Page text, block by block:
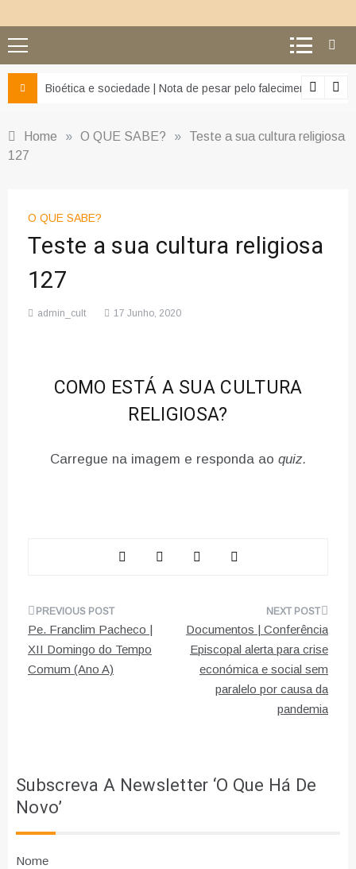
e da misericórdia’
Bioética e sociedade | Nota de pesar pelo falecimento do
Home » O QUE SABE? »
Teste a sua cultura religiosa
127
O QUE SABE?
Teste a sua cultura religiosa
127
admin_cult 17 Junho, 2020
COMO ESTÁ A SUA CULTURA
RELIGIOSA?
Carregue na imagem e responda ao quiz.
Navegação
de
artigos
Pe. Franclim Pacheco |
XII Domingo do Tempo
Comum (Ano A)
Documentos | Conferência
Episcopal alerta para crise
económica e social sem
paralelo por causa da
pandemia
Subscreva A Newsletter ‘O Que Há De
Novo’
Nome